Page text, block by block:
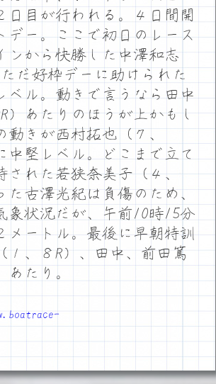
日目が行われる。４日間開
デー。ここで初日のレース
ンから快勝した中澤和志
だ好枠デーに助けられた
ベル。動きで言うなら田中
）あたりのほうが上かもし
動きが西村拓也（７、
中堅レベル。どこまで立て
された若狭奈美子（４、
た古澤光紀は負傷のため、
状況だが、午前10時15分
メートル。最後に早朝特訓
、８R）、田中、前田篤
たり。